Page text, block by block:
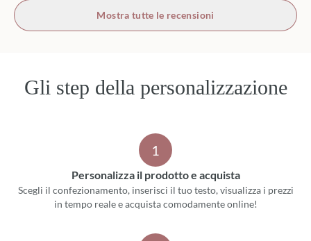
Mostra tutte le recensioni
Gli step della personalizzazione
1
Personalizza il prodotto e acquista
Scegli il confezionamento, inserisci il tuo testo, visualizza i prezzi
in tempo reale e acquista comodamente online!